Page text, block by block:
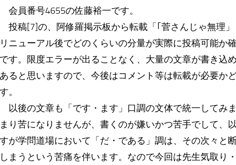
会員番号4655の佐藤裕一です。
投稿[7]の、阿修羅掲示板から転載「｢菅さんじゃ無理」
リニューアル後でどのくらいの分量が実際に投稿可能か
です。限度エラーが出ることなく、大量の文章が書き込
あると思いますので、今後はコメント等は転載が必要か
す。
以後の文章も「です・ます」口調の文体で統一してみ
まり苦になりませんが、書くのが嫌いかつ苦手でして、
すが学問道場において「だ・である」調は、その次々と
しまうという苦痛を伴います。なので今回は先生気取り